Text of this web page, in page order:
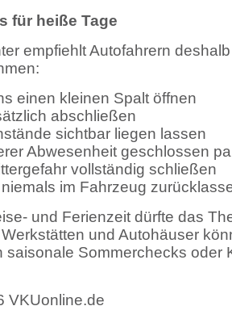
für heiße Tage
empfiehlt Autofahrern
einen kleinen Spalt öffnen
abschließen
sichtbar liegen lassen
Abwesenheit geschlossen
vollständig schließen
im Fahrzeug
und Ferienzeit dürfte das
und Autohäuser
saisonale Sommerchecks oder
VKUonline.de